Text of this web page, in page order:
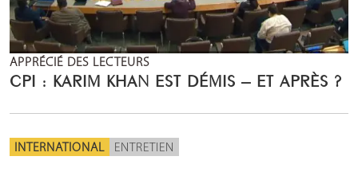
APPRÉCIÉ DES LECTEURS
CPI : KARIM KHAN EST DÉMIS – ET APRÈS ?
INTERNATIONAL ENTRETIEN